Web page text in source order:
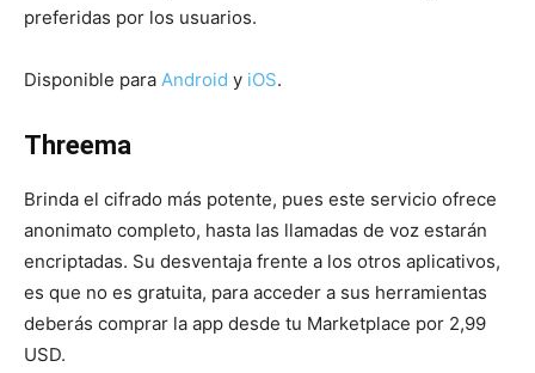
preferidas por los usuarios.
Disponible para Android y iOS.
Threema
Brinda el cifrado más potente, pues este servicio ofrece
anonimato completo, hasta las llamadas de voz estarán
encriptadas. Su desventaja frente a los otros aplicativos,
es que no es gratuita, para acceder a sus herramientas
deberás comprar la app desde tu Marketplace por 2,99
USD.